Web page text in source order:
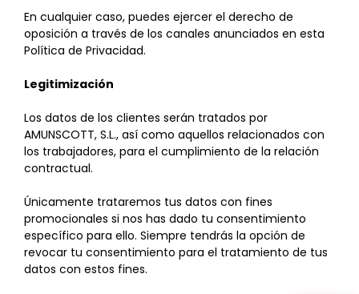
En cualquier caso, puedes ejercer el derecho de
oposición a través de los canales anunciados en esta
Política de Privacidad.
Legitimización
Los datos de los clientes serán tratados por
AMUNSCOTT, S.L., así como aquellos relacionados con
los trabajadores, para el cumplimiento de la relación
contractual.
Únicamente trataremos tus datos con fines
promocionales si nos has dado tu consentimiento
específico para ello. Siempre tendrás la opción de
revocar tu consentimiento para el tratamiento de tus
datos con estos fines.